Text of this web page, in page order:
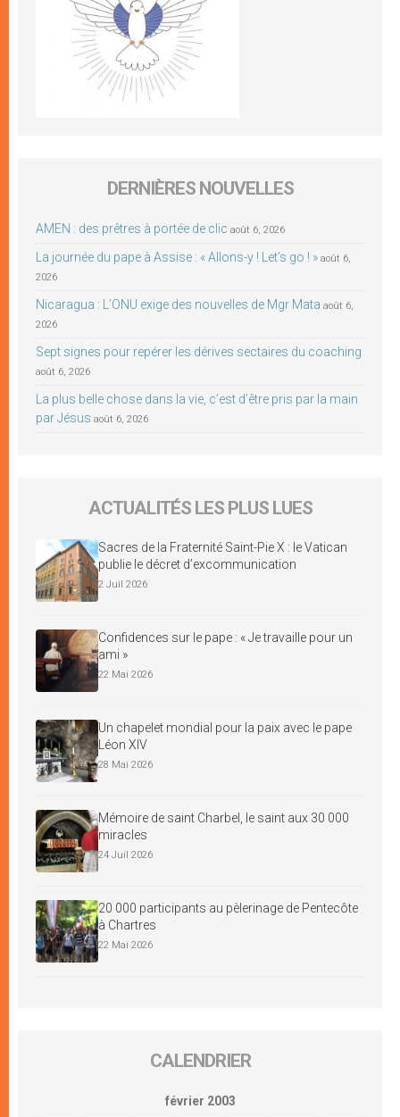
DERNIÈRES NOUVELLES
AMEN : des prêtres à portée de clic août 6, 2026
La journée du pape à Assise : « Allons-y ! Let’s go ! » août 6,
2026
Nicaragua : L’ONU exige des nouvelles de Mgr Mata août 6,
2026
Sept signes pour repérer les dérives sectaires du coaching
août 6, 2026
La plus belle chose dans la vie, c’est d’être pris par la main
par Jésus août 6, 2026
ACTUALITÉS LES PLUS LUES
Sacres de la Fraternité Saint-Pie X : le Vatican
publie le décret d’excommunication
2 Juil 2026
Confidences sur le pape : « Je travaille pour un
ami »
22 Mai 2026
Un chapelet mondial pour la paix avec le pape
Léon XIV
28 Mai 2026
Mémoire de saint Charbel, le saint aux 30 000
miracles
24 Juil 2026
20 000 participants au pèlerinage de Pentecôte
à Chartres
22 Mai 2026
CALENDRIER
février 2003